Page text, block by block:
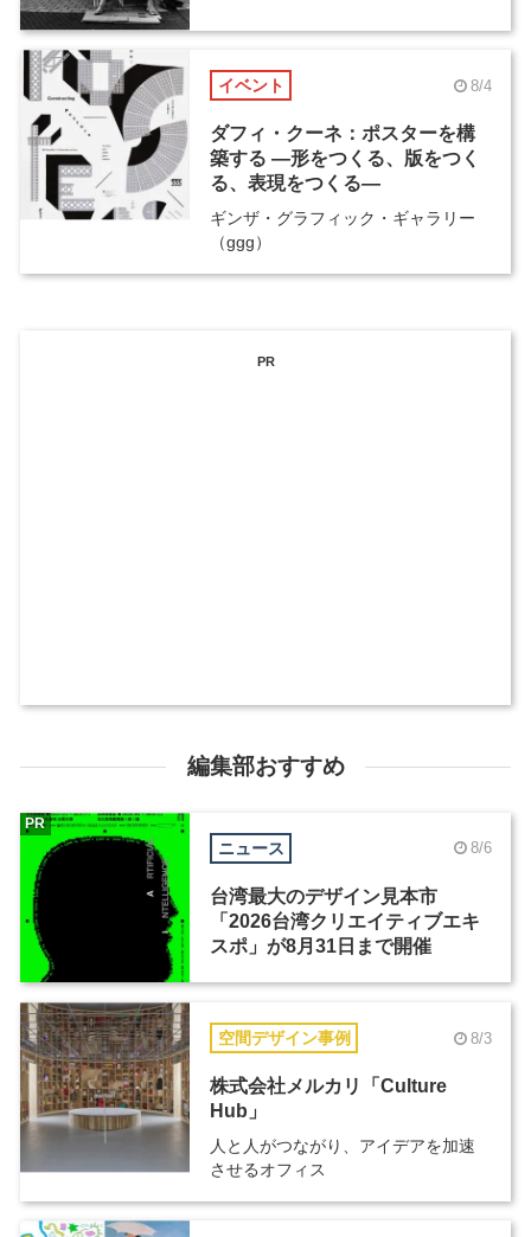
イベント 8/4
ダフィ・クーネ：ポスターを構
築する ―形をつくる、版をつく
る、表現をつくる―
ギンザ・グラフィック・ギャラリー
（ggg）
PR
編集部おすすめ
ニュース 8/6
台湾最大のデザイン見本市
「2026台湾クリエイティブエキ
スポ」が8月31日まで開催
PR
空間デザイン事例 8/3
株式会社メルカリ「Culture
Hub」
人と人がつながり、アイデアを加速
させるオフィス